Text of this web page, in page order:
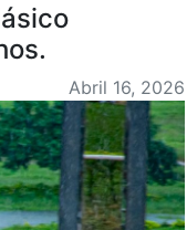
Abril 16, 2026